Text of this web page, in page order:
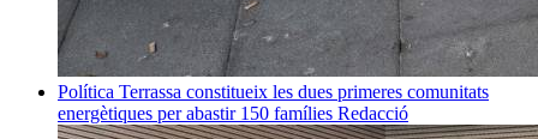
Política Terrassa constitueix les dues primeres comunitats
energètiques per abastir 150 famílies Redacció